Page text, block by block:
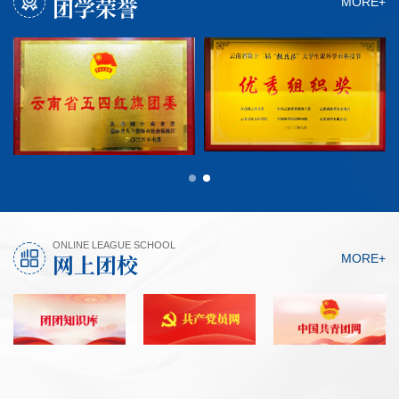
团学荣誉
ONLINE LEAGUE SCHOOL
网上团校 MORE+